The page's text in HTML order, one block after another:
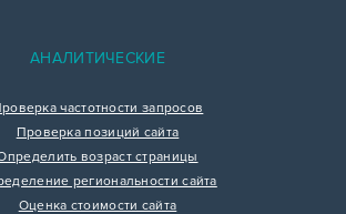
АНАЛИТИЧЕСКИЕ
частотности запросов
Проверка позиций сайта
возраст страницы
региональности сайта
Оценка стоимости сайта